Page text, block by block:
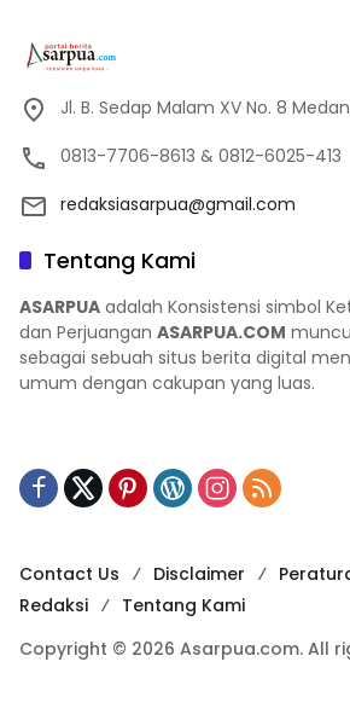
Jl. B. Sedap Malam XV No. 8
0813-7706-8613 & 0812-6025-413
redaksiasarpua@gmail.com
Tentang Kami
ASARPUA adalah Konsistensi simbol
dan Perjuangan ASARPUA.COM
sebagai sebuah situs berita digital
umum dengan cakupan yang luas.
Contact Us Disclaimer
Redaksi
Tentang Kami
Copyright © 2026 Asarpua.com. All